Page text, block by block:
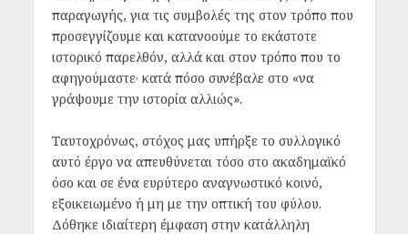
παραγωγής, για τις συμβολές της στον τρόπο που
προσεγγίζουμε και κατανοούμε το εκάστοτε
ιστορικό παρελθόν, αλλά και στον τρόπο που το
αφηγούμαστε· κατά πόσο συνέβαλε στο «να
γράψουμε την ιστορία αλλιώς».
Ταυτοχρόνως, στόχος μας υπήρξε το συλλογικό
αυτό έργο να απευθύνεται τόσο στο ακαδημαϊκό
όσο και σε ένα ευρύτερο αναγνωστικό κοινό,
εξοικειωμένο ή μη με την οπτική του φύλου.
Δόθηκε ιδιαίτερη έμφαση στην κατάλληλη